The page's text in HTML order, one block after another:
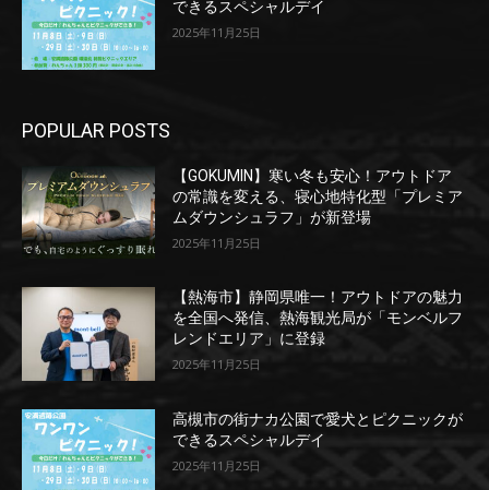
できるスペシャルデイ
2025年11月25日
POPULAR POSTS
【GOKUMIN】寒い冬も安心！アウトドア
の常識を変える、寝心地特化型「プレミア
ムダウンシュラフ」が新登場
2025年11月25日
【熱海市】静岡県唯一！アウトドアの魅力
を全国へ発信、熱海観光局が「モンベルフ
レンドエリア」に登録
2025年11月25日
高槻市の街ナカ公園で愛犬とピクニックが
できるスペシャルデイ
2025年11月25日